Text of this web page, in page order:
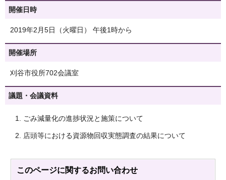
開催日時
2019年2月5日（火曜日） 午後1時から
開催場所
刈谷市役所702会議室
議題・会議資料
ごみ減量化の進捗状況と施策について
店頭等における資源物回収実態調査の結果について
このページに関するお問い合わせ